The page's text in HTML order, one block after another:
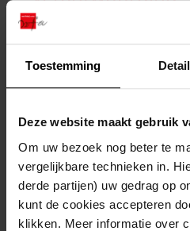
Toestemming
Deze website maakt gebruik
Om uw bezoek nog beter te
vergelijkbare technieken in.
derde partijen) uw gedrag op
kunt de cookies accepteren
klikken. Meer informatie over
bouwvergunningen
omgevingsvergunningen
vergunningen
uitleg nodig?
Wij helpen u op weg met
bekijk alle zoektips
Wij helpen u op weg met
bekijk alle zoektips
bekijk ons
advisering en toezicht
beleidsplan
gemeenschappelijke
publiek jaarverslag
steun het archief
U kunt ook Vriend
Archief steunen.
meer weten
Door een fout tijdens het verwerken
404- Not Found
Mogelijk kunt u deze pagina niet